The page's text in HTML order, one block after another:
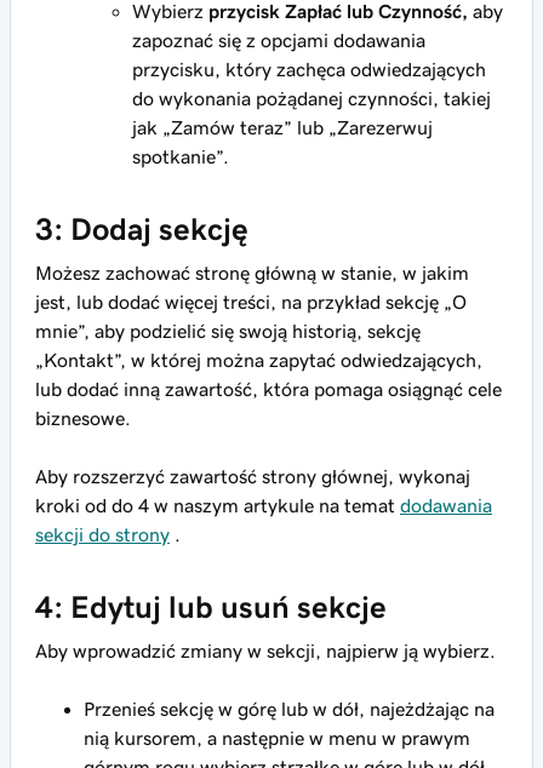
Wybierz przycisk Zapłać lub Czynność, aby
zapoznać się z opcjami dodawania
przycisku, który zachęca odwiedzających
do wykonania pożądanej czynności, takiej
jak „Zamów teraz” lub „Zarezerwuj
spotkanie”.
3: Dodaj sekcję
Możesz zachować stronę główną w stanie, w jakim
jest, lub dodać więcej treści, na przykład sekcję „O
mnie”, aby podzielić się swoją historią, sekcję
„Kontakt”, w której można zapytać odwiedzających,
lub dodać inną zawartość, która pomaga osiągnąć cele
biznesowe.
Aby rozszerzyć zawartość strony głównej, wykonaj
kroki od do 4 w naszym artykule na temat dodawania
sekcji do strony .
4: Edytuj lub usuń sekcje
Aby wprowadzić zmiany w sekcji, najpierw ją wybierz.
Przenieś sekcję w górę lub w dół, najeżdżając na
nią kursorem, a następnie w menu w prawym